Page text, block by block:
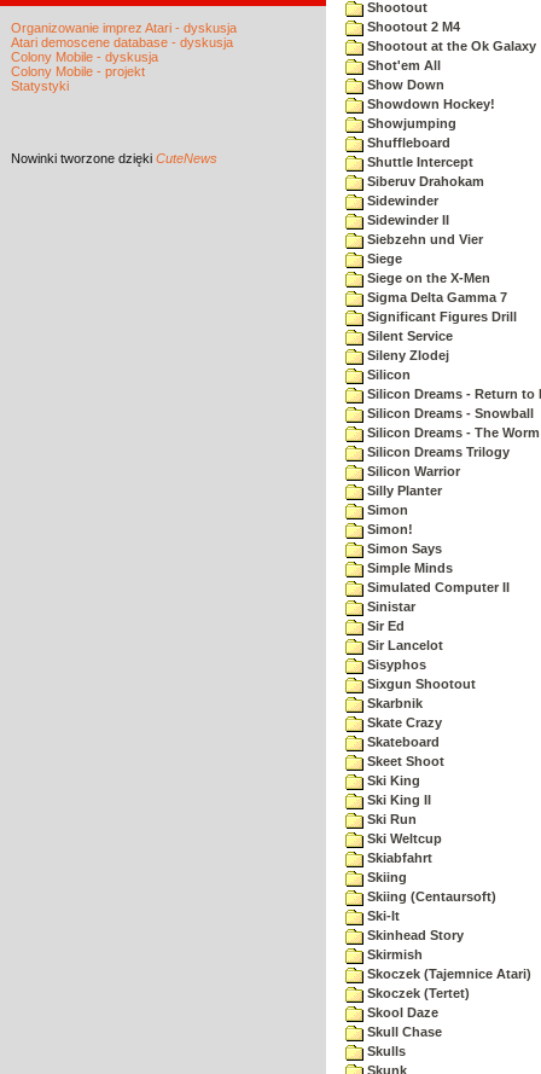
Organizowanie imprez Atari - dyskusja
Atari demoscene database - dyskusja
Colony Mobile - dyskusja
Colony Mobile - projekt
Statystyki
Nowinki tworzone dzięki CuteNews
Shootout
Shootout 2 M4
Shootout at the Ok Galaxy
Shot'em All
Show Down
Showdown Hockey!
Showjumping
Shuffleboard
Shuttle Intercept
Siberuv Drahokam
Sidewinder
Sidewinder II
Siebzehn und Vier
Siege
Siege on the X-Men
Sigma Delta Gamma 7
Significant Figures Drill
Silent Service
Sileny Zlodej
Silicon
Silicon Dreams - Return to
Silicon Dreams - Snowball
Silicon Dreams - The
Silicon Dreams Trilogy
Silicon Warrior
Silly Planter
Simon
Simon!
Simon Says
Simple Minds
Simulated Computer II
Sinistar
Sir Ed
Sir Lancelot
Sisyphos
Sixgun Shootout
Skarbnik
Skate Crazy
Skateboard
Skeet Shoot
Ski King
Ski King II
Ski Run
Ski Weltcup
Skiabfahrt
Skiing
Skiing (Centaursoft)
Ski-It
Skinhead Story
Skirmish
Skoczek (Tajemnice Atari)
Skoczek (Tertet)
Skool Daze
Skull Chase
Skulls
Skunk